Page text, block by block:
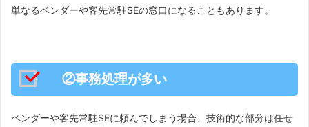
単なるベンダーや客先常駐SEの窓口になることもあります。
②事務処理が多い
ベンダーや客先常駐SEに頼んでしまう場合、技術的な部分は任せ